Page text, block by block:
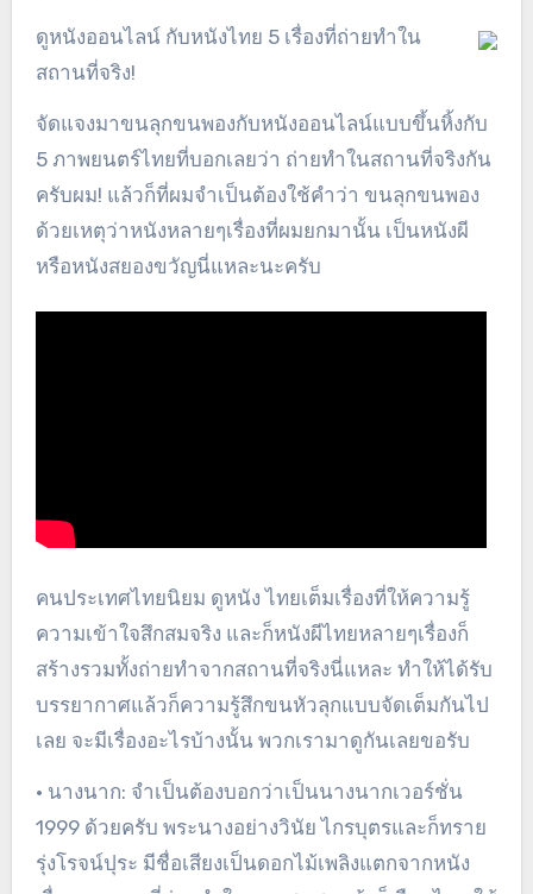
ดูหนังออนไลน์ กับหนังไทย 5 เรื่องที่ถ่ายทำใน
สถานที่จริง!
จัดแจงมาขนลุกขนพองกับหนังออนไลน์แบบขึ้นหิ้งกับ
5 ภาพยนตร์ไทยที่บอกเลยว่า ถ่ายทำในสถานที่จริงกัน
ครับผม! แล้วก็ที่ผมจำเป็นต้องใช้คำว่า ขนลุกขนพอง
ด้วยเหตุว่าหนังหลายๆเรื่องที่ผมยกมานั้น เป็นหนังผี
หรือหนังสยองขวัญนี่แหละนะครับ
คนประเทศไทยนิยม ดูหนัง ไทยเต็มเรื่องที่ให้ความรู้
ความเข้าใจสึกสมจริง และก็หนังผีไทยหลายๆเรื่องก็
สร้างรวมทั้งถ่ายทำจากสถานที่จริงนี่แหละ ทำให้ได้รับ
บรรยากาศแล้วก็ความรู้สึกขนหัวลุกแบบจัดเต็มกันไป
เลย จะมีเรื่องอะไรบ้างนั้น พวกเรามาดูกันเลยขอรับ
• นางนาก: จำเป็นต้องบอกว่าเป็นนางนากเวอร์ชั่น
1999 ด้วยครับ พระนางอย่างวินัย ไกรบุตรและก็ทราย
รุ่งโรจน์ปุระ มีชื่อเสียงเป็นดอกไม้เพลิงแตกจากหนัง